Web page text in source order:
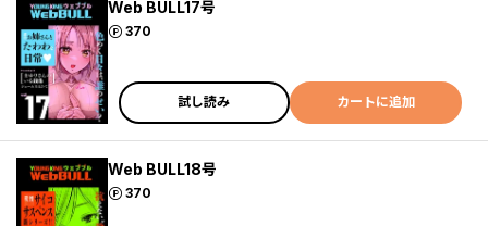
Web BULL17号
370
ポイント
試し読み カートに追加
Web BULL18号
370
ポイント